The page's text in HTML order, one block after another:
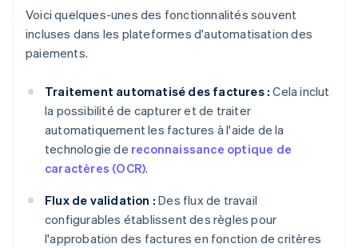
Voici quelques-unes des fonctionnalités souvent
incluses dans les plateformes d'automatisation des
paiements.
Traitement automatisé des factures : Cela inclut
la possibilité de capturer et de traiter
automatiquement les factures à l'aide de la
technologie de reconnaissance optique de
caractères (OCR).
Flux de validation : Des flux de travail
configurables établissent des règles pour
l'approbation des factures en fonction de critères